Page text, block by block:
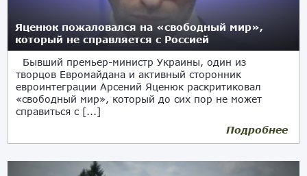
Яценюк пожаловался на «свободный мир»,
который не справляется с Россией
Бывший премьер-министр Украины, один из
творцов Евромайдана и активный сторонник
евроинтеграции Арсений Яценюк раскритиковал
«свободный мир», который до сих пор не может
справиться с [...]
Подробнее